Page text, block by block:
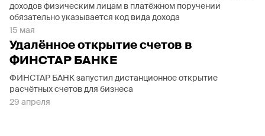
доходов физическим лицам в платёжном поручении
обязательно указывается код вида дохода
15 мая
Удалённое открытие счетов в
ФИНСТАР БАНКЕ
ФИНСТАР БАНК запустил дистанционное открытие
расчётных счетов для бизнеса
29 апреля